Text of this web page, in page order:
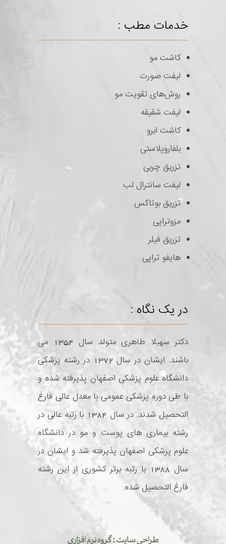
خدمات مطب :
کاشت مو
لیفت صورت
روش‌های تقویت مو
لیفت شقیقه
کاشت ابرو
بلفاروپلاستی
تزریق چربی
لیفت سانترال لب
تزریق بوتاکس
مزوتراپی
تزریق فیلر
هایفو تراپی
در یک نگاه :
دکتر سهیلا طاهری متولد سال 1354 می
باشند. ایشان در سال 1372 در رشته پزشکی
دانشگاه علوم پزشکی اصفهان پذیرفته شده و
با طی دوره پزشکی عمومی با معدل عالی فارغ
التحصیل شدند. در سال 1384 با رتبه عالی در
رشته بیماری های پوست و مو در دانشگاه
علوم پزشکی اصفهان پذیرفته شد و ایشان در
سال 1388 با رتبه برتر کشوری از این رشته
فارغ التحصیل شده.